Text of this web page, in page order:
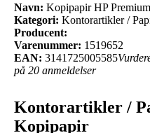
Navn: Kopipapir HP
Kategori: Kontorartikler /
Producent:
Varenummer: 1519652
EAN: 3141725005585
på 20 anmeldelser
Kontorartikler /
Kopipapir